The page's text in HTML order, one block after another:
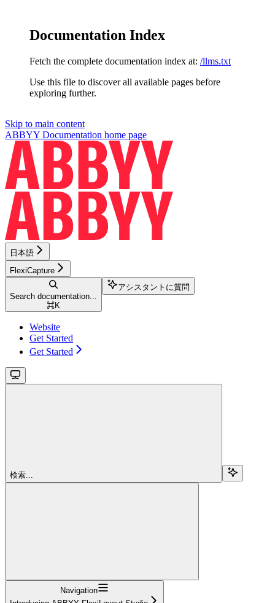
Documentation Index
Fetch the complete documentation index at: /llms.txt
Use this file to discover all available pages before
exploring further.
Skip to main content
ABBYY Documentation home page
日本語
FlexiCapture
Search documentation...
⌘K
アシスタントに質問
Website
Get Started
Get Started
検索...
Navigation